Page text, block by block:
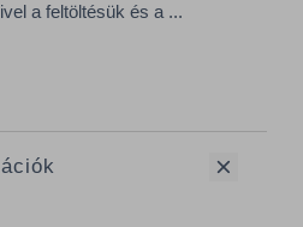
a feltöltésük és a ...